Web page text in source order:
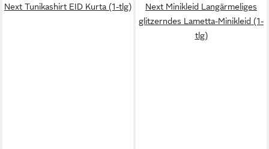
Next Tunikashirt EID Kurta (1-tlg)
Next Minikleid Langärmeliges
glitzerndes Lametta-Minikleid (1-
tlg)